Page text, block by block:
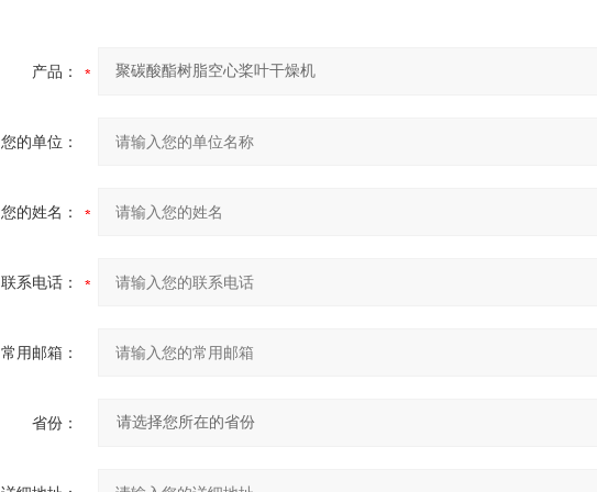
产品：
您的单位：
您的姓名：
联系电话：
常用邮箱：
省份：